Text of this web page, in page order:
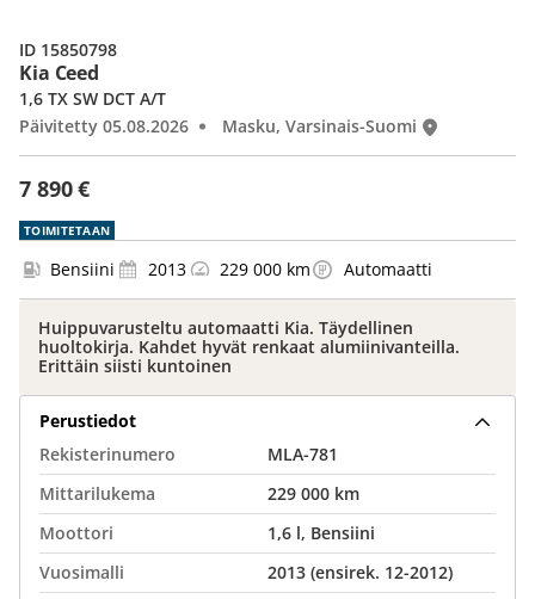
Kia Ceed
7 890 €
1,6 TX SW DCT A/T
Päivitetty 05.08.2026
Masku, Varsinais-Suomi
ID 15850798
TOIMITETAAN
Bensiini 2013 229 000 km Automaatti
Huippuvarusteltu automaatti Kia. Täydellinen
huoltokirja. Kahdet hyvät renkaat alumiinivanteilla.
Erittäin siisti kuntoinen
Perustiedot
Rekisterinumero
MLA-781
Mittarilukema
229 000 km
Moottori
1,6 l, Bensiini
Vuosimalli
2013 (ensirek. 12-2012)